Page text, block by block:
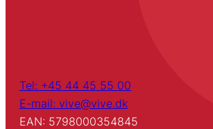
Tel: +45 44 45 55 00
E-mail: vive@vive.dk
EAN: 5798000354845